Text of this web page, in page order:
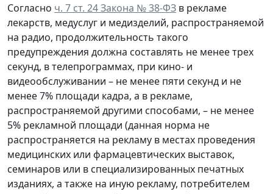
Согласно ч. 7 ст. 24 Закона № 38-ФЗ в рекламе
лекарств, медуслуг и медизделий, распространяемой
на радио, продолжительность такого
предупреждения должна составлять не менее трех
секунд, в телепрограммах, при кино- и
видеообслуживании – не менее пяти секунд и не
менее 7% площади кадра, а в рекламе,
распространяемой другими способами, – не менее
5% рекламной площади (данная норма не
распространяется на рекламу в местах проведения
медицинских или фармацевтических выставок,
семинаров или в специализированных печатных
изданиях, а также на иную рекламу, потребителем